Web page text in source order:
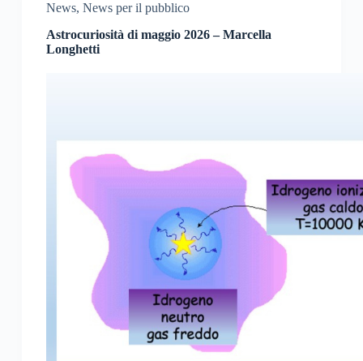
News, News per il pubblico
Astrocuriosità di maggio 2026 – Marcella
Longhetti